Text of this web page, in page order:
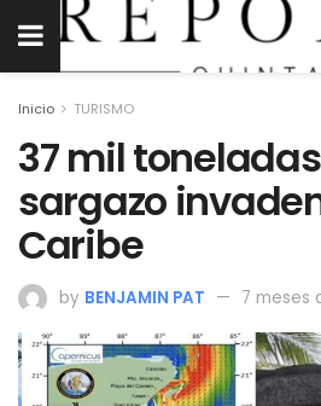
Inicio TURISMO
37 mil
sargazo
Caribe
by BENJAMIN PAT 7 meses